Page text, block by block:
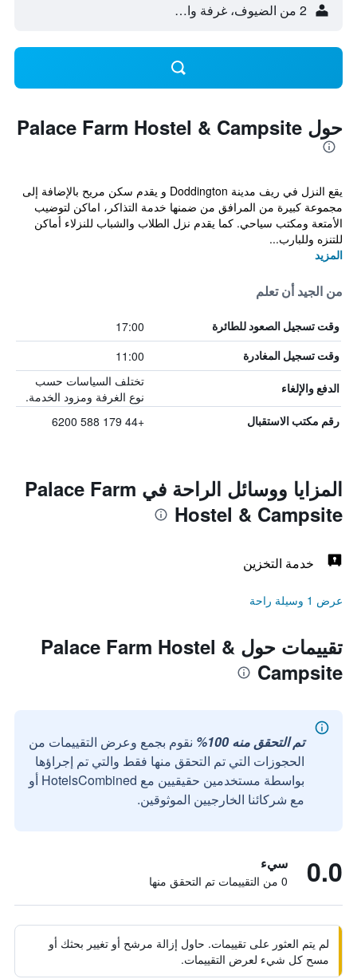
2 من الضيوف، غرفة واحدة
حول Palace Farm Hostel & Campsite
يقع النزل في ريف مدينة Doddington و يقدم سكن مريح بالإضافة إلى
مجموعة كبيرة من المرافق من ضمنها خدمة التذاكر، اماكن لتوضيب
الأمتعة ومكتب سياحي. كما يقدم نزل الطلاب والشباب للنزلاء أماكن
للتنزه وللبارب...
المزيد
من الجيد أن تعلم
وقت تسجيل الصعود للطائرة 17:00
وقت تسجيل المغادرة 11:00
الدفع والإلغاء
تختلف السياسات حسب
نوع الغرفة ومزود الخدمة.
رقم مكتب الاستقبال +44 179 588 6200
المزايا ووسائل الراحة في Palace Farm
Hostel & Campsite
خدمة التخزين
عرض 1 وسيلة راحة
تقييمات حول Palace Farm Hostel &
Campsite
تم التحقق منه 100%
نقوم بجمع وعرض التقييمات من
الحجوزات التي تم التحقق منها فقط والتي تم إجراؤها
بواسطة مستخدمين حقيقيين مع HotelsCombined أو
مع شركائنا الخارجيين الموثوقين.
0.0 سيء
0 من التقييمات تم التحقق منها
لم يتم العثور على تقييمات. حاول إزالة مرشح أو تغيير بحثك أو
مسح كل شيء لعرض التقييمات.